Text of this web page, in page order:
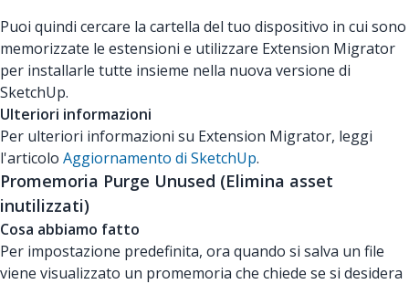
Puoi quindi cercare la cartella del tuo dispositivo in cui sono
memorizzate le estensioni e utilizzare Extension Migrator
per installarle tutte insieme nella nuova versione di
SketchUp.
Ulteriori informazioni
Per ulteriori informazioni su Extension Migrator, leggi
l'articolo Aggiornamento di SketchUp.
Promemoria Purge Unused (Elimina asset
inutilizzati)
Cosa abbiamo fatto
Per impostazione predefinita, ora quando si salva un file
viene visualizzato un promemoria che chiede se si desidera